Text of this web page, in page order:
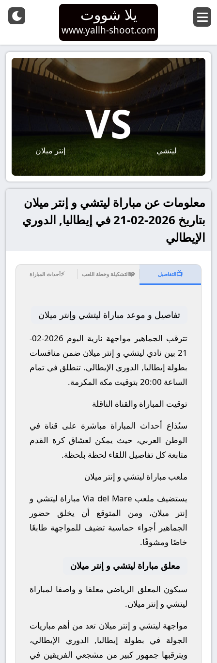
يلا شووت
www.yallh-shoot.com
ليتشي
VS
إنتر ميلان
معلومات عن مباراة ليتشي و إنتر ميلان
بتاريخ 2026-02-21 في إيطاليا, الدوري
الإيطالي
📺التفاصيل 🧩التشكيلة وخطة اللعب ⚡أحداث المباراة
تفاصيل و موعد مباراة ليتشي وإنتر ميلان
تترقب الجماهير مواجهة نارية اليوم 2026-02-
21 بين نادي ليتشي و إنتر ميلان ضمن منافسات
بطولة إيطاليا, الدوري الإيطالي. تنطلق في تمام
الساعة 20:00 بتوقيت مكة المكرمة.
توقيت المباراة والقناة الناقلة
ستُذاع أحداث المباراة مباشرة على قناة في
الوطن العربي، حيث يمكن لعشاق كرة القدم
متابعة كل تفاصيل اللقاء لحظة بلحظة.
ملعب مباراة ليتشي و إنتر ميلان
يستضيف ملعب Via del Mare مباراة ليتشي و
إنتر ميلان، ومن المتوقع أن يخلق حضور
الجماهير أجواء حماسية تضيف للمواجهة طابعًا
خاصًا ومشوقًا.
معلق مباراة ليتشي و إنتر ميلان
سيكون المعلق الرياضي معلقا و واصفا لمباراة
ليتشي و إنتر ميلان.
مواجهة ليتشي و إنتر ميلان تعد من أهم مباريات
الجولة في بطولة إيطاليا, الدوري الإيطالي،
ويترقبها جمهور كبير من مشجعي الفريقين في